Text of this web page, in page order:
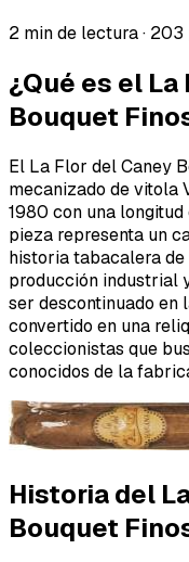
2 min de lectura · 203
¿Qué es el
Bouquet
El La Flor del Caney
mecanizado de vitola
1980 con una longitud
pieza representa un
historia tabacalera de
producción industrial
ser descontinuado en
convertido en una
coleccionistas que
conocidos de la
Historia del
Bouquet